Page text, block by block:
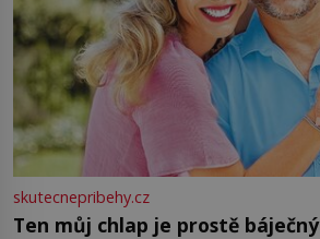
skutecnepribehy.cz
Ten můj chlap je prostě báječný